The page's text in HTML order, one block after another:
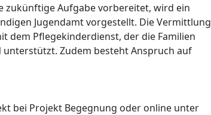
zukünftige Aufgabe vorbereitet, wird ein
Jugendamt vorgestellt. Die Vermittlung
dem Pflegekinderdienst, der die Familien
Zudem besteht Anspruch auf
bei Projekt Begegnung oder online unter